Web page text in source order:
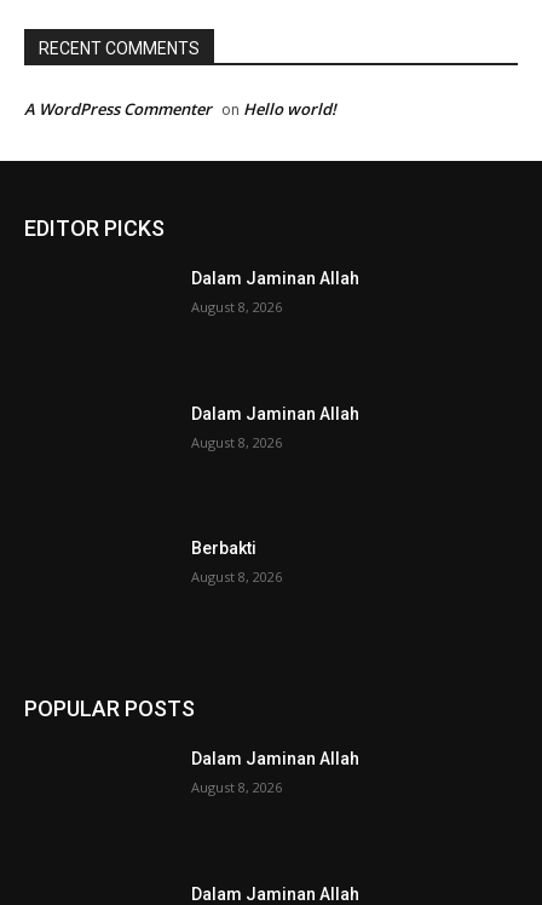
RECENT COMMENTS
A WordPress Commenter on Hello world!
EDITOR PICKS
Dalam Jaminan Allah
August 8, 2026
Dalam Jaminan Allah
August 8, 2026
Berbakti
August 8, 2026
POPULAR POSTS
Dalam Jaminan Allah
August 8, 2026
Dalam Jaminan Allah